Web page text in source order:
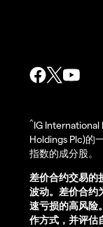
^IG
Holdings Plc)的
指数的成分股。
差价合约交易的
波动。差价合约
速亏损的高风险
作方式，并评估